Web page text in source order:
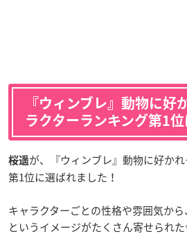
『ウィンブレ』動物に好
ラクターランキング第1位
桜遥が、『ウィンブレ』動物に好か
第1位に選ばれました！
キャラクターごとの性格や雰囲気から
というイメージがたくさん寄せられた